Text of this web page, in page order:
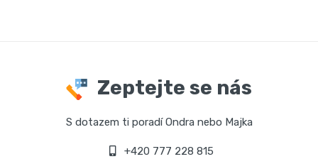
Zeptejte se nás
S dotazem ti poradí Ondra nebo Majka
+420 777 228 815